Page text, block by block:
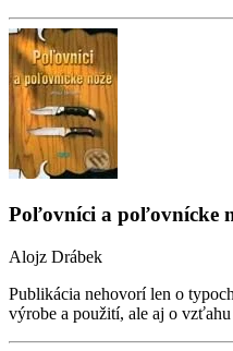
Poľovníci a poľovnícke
Alojz Drábek
Publikácia nehovorí len o
výrobe a použití, ale aj o